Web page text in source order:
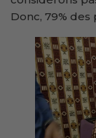
Donc, 79% des